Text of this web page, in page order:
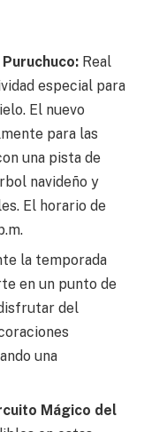
Real
especial para
El nuevo
para las
una pista de
navideño y
El horario de
la temporada
en un punto de
del
una
Mágico del